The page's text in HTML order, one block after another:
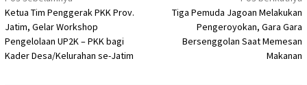
pos
Ketua Tim Penggerak PKK Prov.
Jatim, Gelar Workshop
Pengelolaan UP2K – PKK bagi
Kader Desa/Kelurahan se-Jatim
Tiga Pemuda Jagoan Melakukan
Pengeroyokan, Gara Gara
Bersenggolan Saat Memesan
Makanan